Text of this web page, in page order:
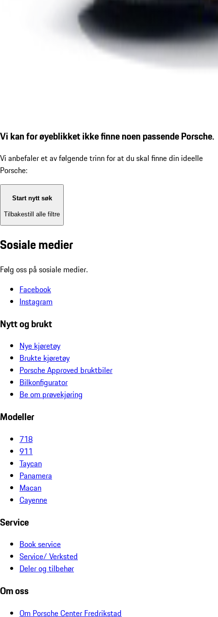
Vi kan for øyeblikket ikke finne noen passende Porsche.
Vi anbefaler et av følgende trinn for at du skal finne din ideelle
Porsche:
Start nytt søk
Tilbakestill alle filtre
Sosiale medier
Følg oss på sosiale medier.
Facebook
Instagram
Nytt og brukt
Nye kjøretøy
Brukte kjøretøy
Porsche Approved bruktbiler
Bilkonfigurator
Be om prøvekjøring
Modeller
718
911
Taycan
Panamera
Macan
Cayenne
Service
Book service
Service/ Verksted
Deler og tilbehør
Om oss
Om Porsche Center Fredrikstad